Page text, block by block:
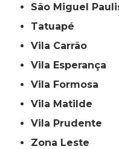
São Miguel
Tatuapé
Vila Carrão
Vila Esperança
Vila Formosa
Vila Matilde
Vila Prudente
Zona Leste